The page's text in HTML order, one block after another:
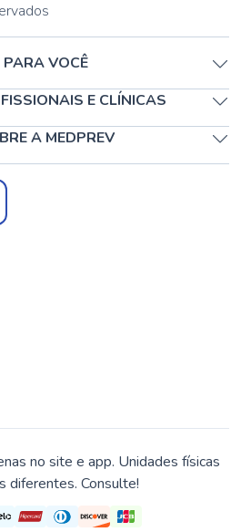
PARA VOCÊ
E CLÍNICAS
A MEDPREV
no site e app. Unidades físicas
diferentes. Consulte!